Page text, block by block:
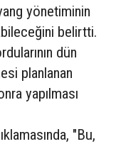
yönetiminin
belirtti.
dün
planlanan
yapılması
"Bu,